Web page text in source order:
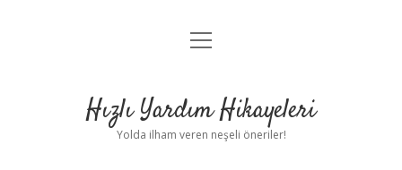
Anasayfa
Yasal Uyarı
menüyü
Hızlı Yardım Hikayeleri
Yolda ilham veren neşeli öneriler!